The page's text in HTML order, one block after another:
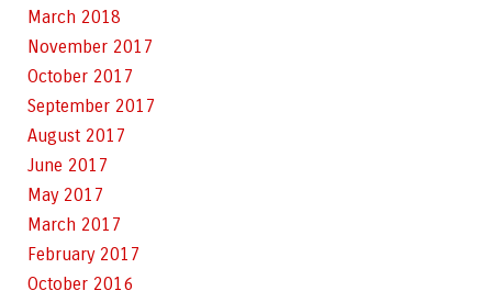
March 2018
November 2017
October 2017
September 2017
August 2017
June 2017
May 2017
March 2017
February 2017
October 2016